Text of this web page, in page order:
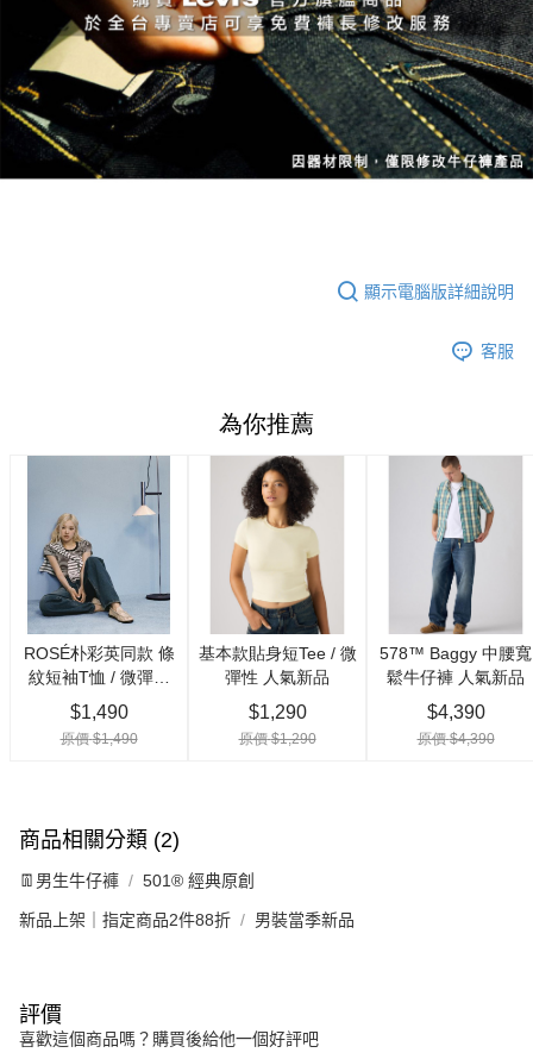
顯示電腦版詳細說明
客服
商品相關分類 (2)
👖男生牛仔褲 501® 經典原創
新品上架｜指定商品2件88折 男裝當季新品
評價
喜歡這個商品嗎？購買後給他一個好評吧